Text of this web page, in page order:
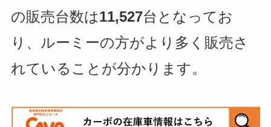
の販売台数は11,527台となってお
り、ルーミーの方がより多く販売さ
れていることが分かります。